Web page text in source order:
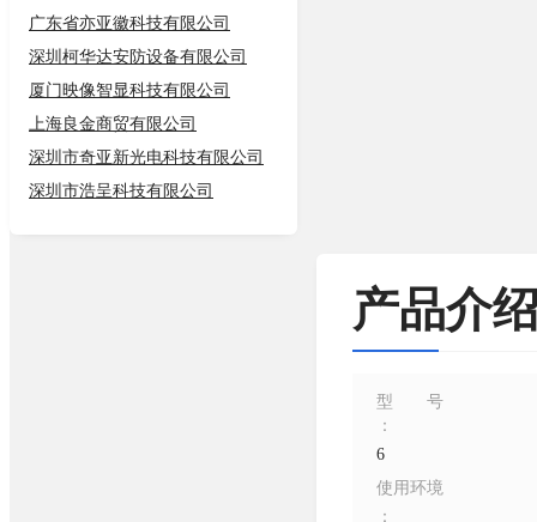
广东省亦亚徽科技有限公司
深圳柯华达安防设备有限公司
厦门映像智显科技有限公司
上海良金商贸有限公司
深圳市奇亚新光电科技有限公司
深圳市浩呈科技有限公司
产品介
型号
：
6
使用环境
：